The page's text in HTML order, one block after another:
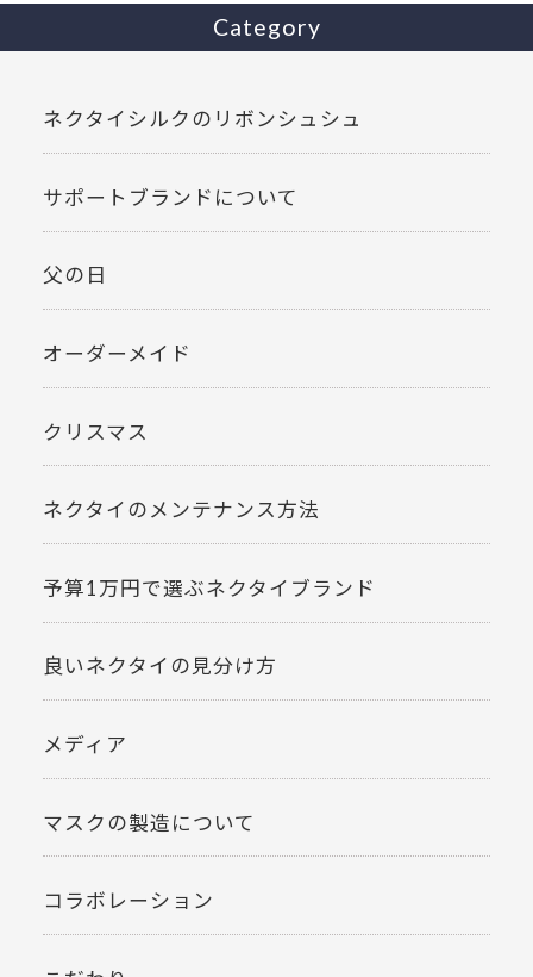
Category
ネクタイシルクのリボンシュシュ
サポートブランドについて
父の日
オーダーメイド
クリスマス
ネクタイのメンテナンス方法
予算1万円で選ぶネクタイブランド
良いネクタイの見分け方
メディア
マスクの製造について
コラボレーション